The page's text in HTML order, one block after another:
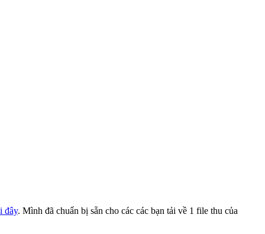
đây. Mình đã chuẩn bị sẵn cho các các bạn tải về 1 file thu của